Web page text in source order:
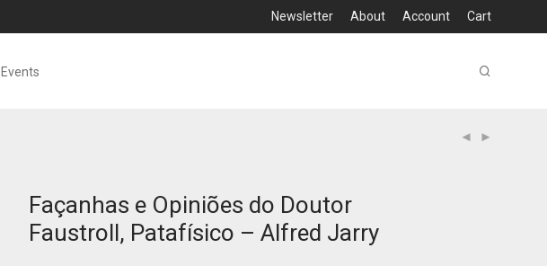
Newsletter About Account Cart
Events
Façanhas e Opiniões do Doutor
Faustroll, Patafísico – Alfred Jarry